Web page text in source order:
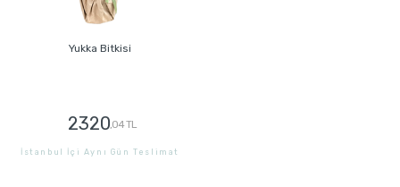
Yukka Bitkisi
2320,04 TL
İstanbul İçi Aynı Gün Teslimat